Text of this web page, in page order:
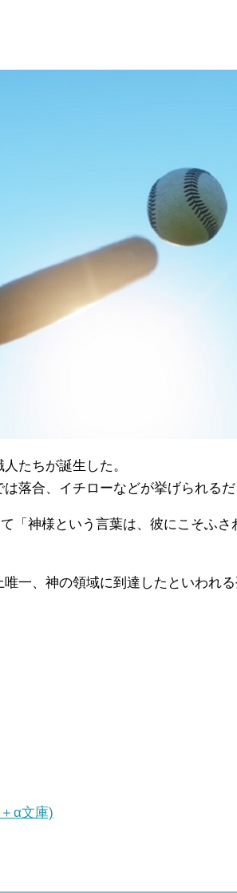
たちが誕生した。
落合、イチローなどが挙げられるだ
「神様という言葉は、彼にこそふさ
一、神の領域に到達したといわれ
α文庫)